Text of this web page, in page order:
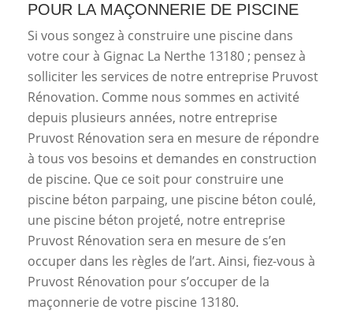
POUR LA MAÇONNERIE DE PISCINE
Si vous songez à construire une piscine dans
votre cour à Gignac La Nerthe 13180 ; pensez à
solliciter les services de notre entreprise Pruvost
Rénovation. Comme nous sommes en activité
depuis plusieurs années, notre entreprise
Pruvost Rénovation sera en mesure de répondre
à tous vos besoins et demandes en construction
de piscine. Que ce soit pour construire une
piscine béton parpaing, une piscine béton coulé,
une piscine béton projeté, notre entreprise
Pruvost Rénovation sera en mesure de s’en
occuper dans les règles de l’art. Ainsi, fiez-vous à
Pruvost Rénovation pour s’occuper de la
maçonnerie de votre piscine 13180.